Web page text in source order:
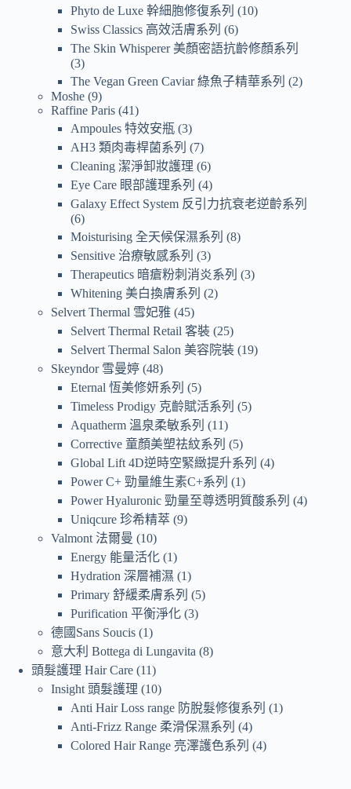
Phyto de Luxe 幹細胞修復系列
10
Swiss Classics 高效活膚系列
6
The Skin Whisperer 美顏密語抗齡修顏系列
3
The Vegan Green Caviar 綠魚子精華系列
2
Moshe 9
Raffine Paris 41
Ampoules 特效安瓶 3
AH3 類肉毒桿菌系列
7
Cleaning 潔淨卸妝護理 6
Eye Care 眼部護理系列
4
Galaxy Effect System 反引力抗衰老逆齡系列
6
Moisturising 全天候保濕系列
8
Sensitive 治療敏感系列
3
Therapeutics 暗瘡粉刺消炎系列
3
Whitening 美白換膚系列
2
Selvert Thermal 雪妃雅 45
Selvert Thermal Retail 客裝 25
Selvert Thermal Salon 美容院裝 19
Skeyndor 雪曼婷 48
Eternal 恆美修妍系列
5
Timeless Prodigy 克齡賦活系列
5
Aquatherm 溫泉柔敏系列
11
Corrective 童顏美塑祛紋系列
5
Global Lift 4D逆時空緊緻提升系列
4
Power C+ 勁量維生素C+系列
1
Power Hyaluronic 勁量至尊透明質酸系列
4
Uniqcure 珍希精萃 9
Valmont 法爾曼
10
Energy 能量活化 1
Hydration 深層補濕
1
Primary 舒緩柔膚系列
5
Purification 平衡淨化 3
德國Sans Soucis 1
意大利 Bottega di Lungavita 8
頭髮護理 Hair Care 11
Insight 頭髮護理
10
Anti Hair Loss range 防脫髮修復系列
1
Anti-Frizz Range 柔滑保濕系列
4
Colored Hair Range 亮澤護色系列
4